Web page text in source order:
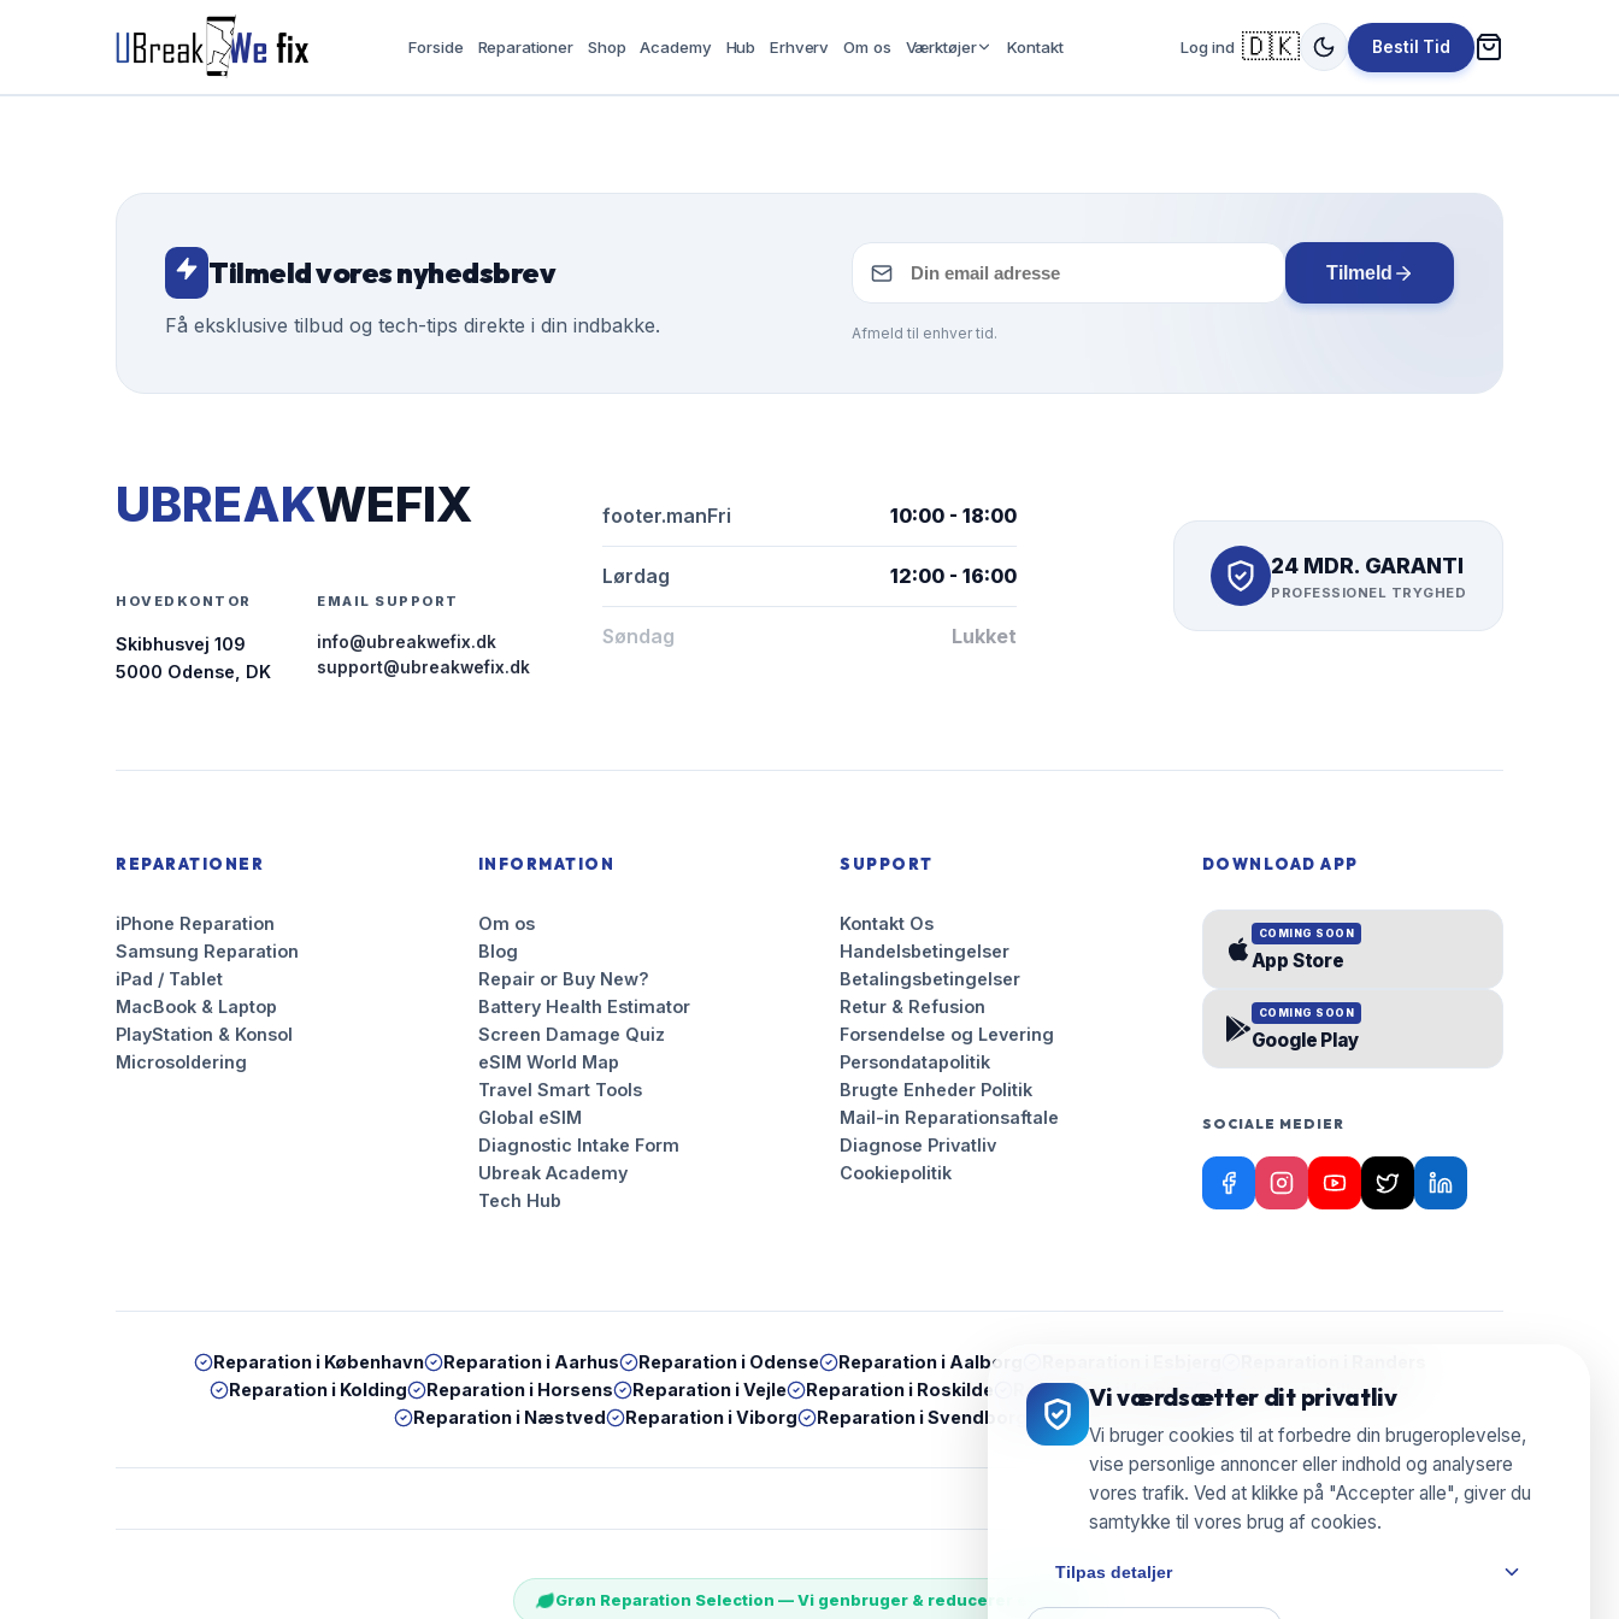
Forside Reparationer Shop Academy Hub Erhverv Om os Værktøjer Kontakt Log ind 🇩🇰 Bestil Tid
Vi værdsætter dit privatliv
Vi bruger cookies til at forbedre din brugeroplevelse,
vise personlige annoncer eller indhold og analysere
vores trafik. Ved at klikke på "Accepter alle", giver du
samtykke til vores brug af cookies.
Tilpas detaljer
Tilmeld vores nyhedsbrev
Få eksklusive tilbud og tech-tips direkte i din indbakke.
Tilmeld
Afmeld til enhver tid.
UBREAKWEFIX
HOVEDKONTOR
Skibhusvej 109
5000 Odense, DK
EMAIL SUPPORT
info@ubreakwefix.dk
support@ubreakwefix.dk
footer.manFri 10:00 - 18:00
Lørdag 12:00 - 16:00
Søndag Lukket
24 MDR. GARANTI
PROFESSIONEL TRYGHED
REPARATIONER
iPhone Reparation
Samsung Reparation
iPad / Tablet
MacBook & Laptop
PlayStation & Konsol
Microsoldering
INFORMATION
Om os
Blog
Repair or Buy New?
Battery Health Estimator
Screen Damage Quiz
eSIM World Map
Travel Smart Tools
Global eSIM
Diagnostic Intake Form
Ubreak Academy
Tech Hub
SUPPORT
Kontakt Os
Handelsbetingelser
Betalingsbetingelser
Retur & Refusion
Forsendelse og Levering
Persondatapolitik
Brugte Enheder Politik
Mail-in Reparationsaftale
Diagnose Privatliv
Cookiepolitik
DOWNLOAD APP
COMING SOON
App Store
COMING SOON
Google Play
SOCIALE MEDIER
Reparation i København Reparation i Aarhus Reparation i Odense Reparation i Aalborg
Reparation i Kolding Reparation i Horsens Reparation iVejle Reparation i Roskilde Reparation i Herning Reparation iSilkeborg
Reparation i Næstved Reparation iViborg Reparation iSvendborg Reparation i
Grøn Reparation Selection — Vi genbruger & reducerer e-waste